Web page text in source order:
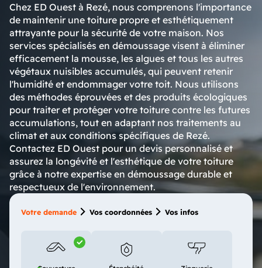
Chez ED Ouest à Rezé, nous comprenons l'importance
de maintenir une toiture propre et esthétiquement
attrayante pour la sécurité de votre maison. Nos
services spécialisés en démoussage visent à éliminer
efficacement la mousse, les algues et tous les autres
végétaux nuisibles accumulés, qui peuvent retenir
l'humidité et endommager votre toit. Nous utilisons
des méthodes éprouvées et des produits écologiques
pour traiter et protéger votre toiture contre les futures
accumulations, tout en adaptant nos traitements au
climat et aux conditions spécifiques de Rezé.
Contactez ED Ouest pour un devis personnalisé et
assurez la longévité et l'esthétique de votre toiture
grâce à notre expertise en démoussage durable et
respectueux de l'environnement.
Votre demande Vos coordonnées Vos infos